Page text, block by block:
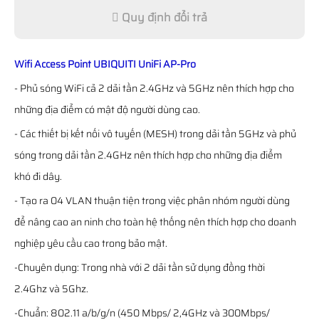
Quy định đổi trả
Wifi Access Point UBIQUITI UniFi AP-Pro
- Phủ sóng WiFi cả 2 dải tần 2.4GHz và 5GHz nên thích hợp cho
những địa điểm có mật độ người dùng cao.
- Các thiết bị kết nối vô tuyến (MESH) trong dải tần 5GHz và phủ
sóng trong dải tần 2.4GHz nên thích hợp cho những địa điểm
khó đi dây.
- Tạo ra 04 VLAN thuận tiện trong việc phân nhóm người dùng
để nâng cao an ninh cho toàn hệ thống nên thích hợp cho doanh
nghiệp yêu cầu cao trong bảo mật.
-Chuyên dụng: Trong nhà với 2 dải tần sử dụng đồng thời
2.4Ghz và 5Ghz.
-Chuẩn: 802.11 a/b/g/n (450 Mbps/ 2,4GHz và 300Mbps/